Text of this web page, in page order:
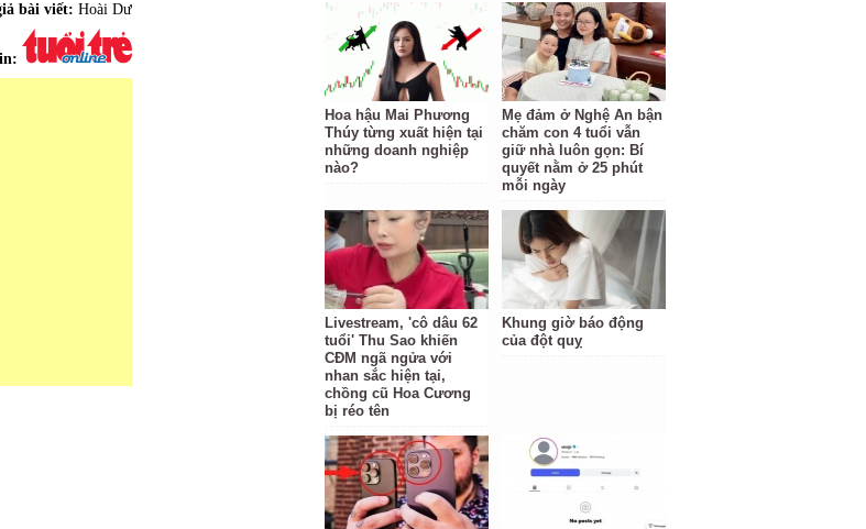
bài viết: Hoài Dư
Hoa hậu Mai Phương
Thúy từng xuất hiện tại
những doanh nghiệp
nào?
Mẹ đảm ở Nghệ An bận
chăm con 4 tuổi vẫn
giữ nhà luôn gọn: Bí
quyết nằm ở 25 phút
mỗi ngày
Livestream, 'cô dâu 62
tuổi' Thu Sao khiến
CĐM ngã ngửa với
nhan sắc hiện tại,
chồng cũ Hoa Cương
bị réo tên
Khung giờ báo động
của đột quỵ